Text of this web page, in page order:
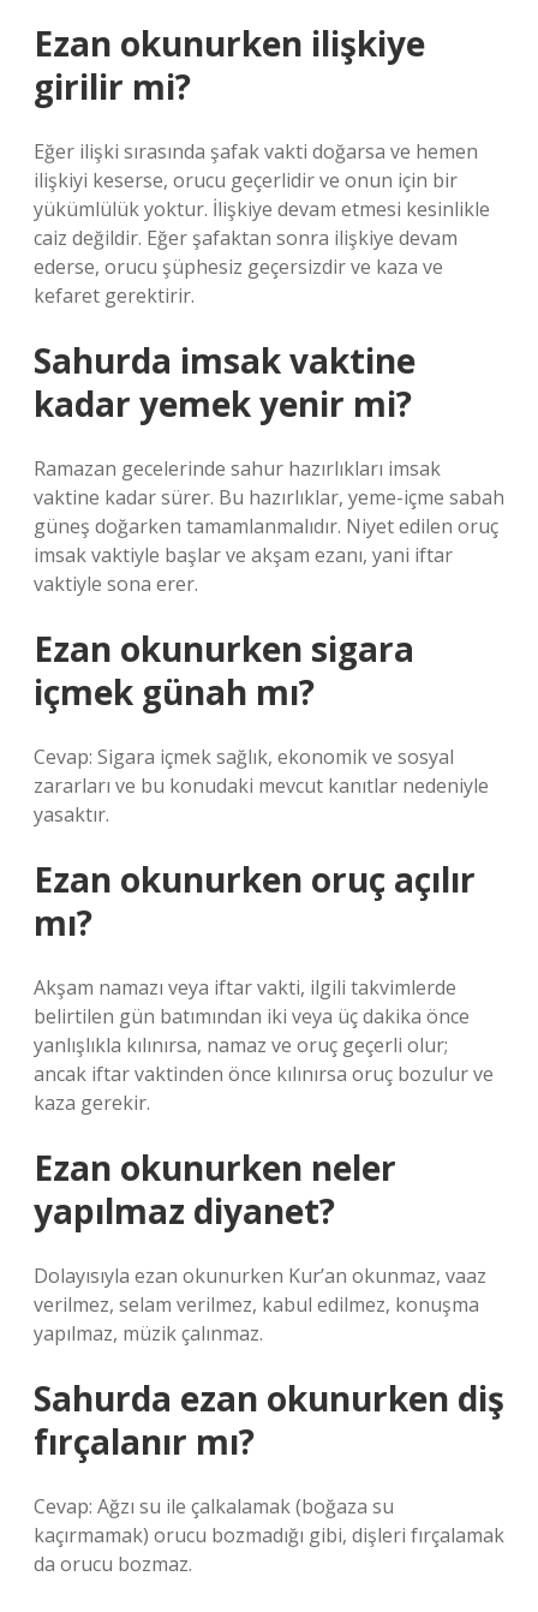
Ezan okunurken ilişkiye
girilir mi?
Eğer ilişki sırasında şafak vakti doğarsa ve hemen
ilişkiyi keserse, orucu geçerlidir ve onun için bir
yükümlülük yoktur. İlişkiye devam etmesi kesinlikle
caiz değildir. Eğer şafaktan sonra ilişkiye devam
ederse, orucu şüphesiz geçersizdir ve kaza ve
kefaret gerektirir.
Sahurda imsak vaktine
kadar yemek yenir mi?
Ramazan gecelerinde sahur hazırlıkları imsak
vaktine kadar sürer. Bu hazırlıklar, yeme-içme sabah
güneş doğarken tamamlanmalıdır. Niyet edilen oruç
imsak vaktiyle başlar ve akşam ezanı, yani iftar
vaktiyle sona erer.
Ezan okunurken sigara
içmek günah mı?
Cevap: Sigara içmek sağlık, ekonomik ve sosyal
zararları ve bu konudaki mevcut kanıtlar nedeniyle
yasaktır.
Ezan okunurken oruç açılır
mı?
Akşam namazı veya iftar vakti, ilgili takvimlerde
belirtilen gün batımından iki veya üç dakika önce
yanlışlıkla kılınırsa, namaz ve oruç geçerli olur;
ancak iftar vaktinden önce kılınırsa oruç bozulur ve
kaza gerekir.
Ezan okunurken neler
yapılmaz diyanet?
Dolayısıyla ezan okunurken Kur’an okunmaz, vaaz
verilmez, selam verilmez, kabul edilmez, konuşma
yapılmaz, müzik çalınmaz.
Sahurda ezan okunurken diş
fırçalanır mı?
Cevap: Ağzı su ile çalkalamak (boğaza su
kaçırmamak) orucu bozmadığı gibi, dişleri fırçalamak
da orucu bozmaz.